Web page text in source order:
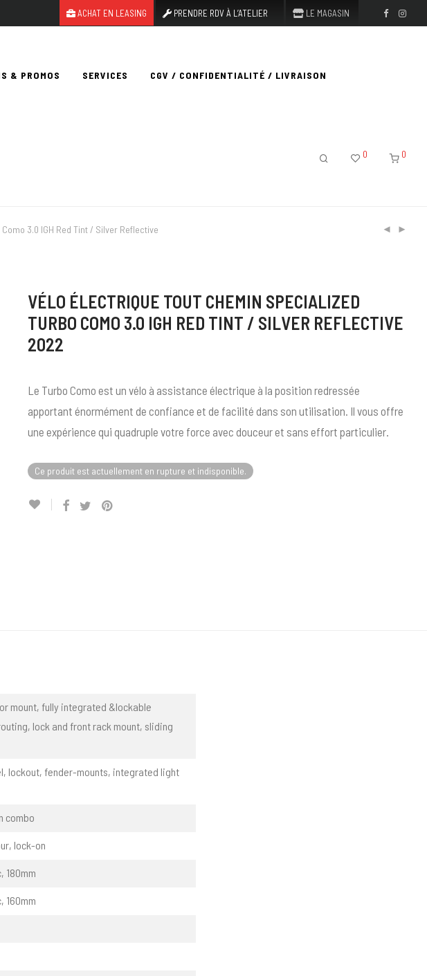
ACHAT EN LEASING PRENDRE RDV À L’ATELIER LE MAGASIN
& PROMOS SERVICES CGV / CONFIDENTIALITÉ / LIVRAISON
0 0
3.0 IGH Red Tint / Silver Reflective
VÉLO ÉLECTRIQUE TOUT CHEMIN SPECIALIZED
TURBO COMO 3.0 IGH RED TINT / SILVER REFLECTIVE
2022
Le Turbo Como est un vélo à assistance électrique à la position redressée
apportant énormément de confiance et de facilité dans son utilisation. Il vous offre
une expérience qui quadruple votre force avec douceur et sans effort particulier.
Ce produit est actuellement en rupture et indisponible.
mount, fully integrated &lockable
lock and front rack mount, sliding
lockout, fender-mounts, integrated light
combo
lock-on
180mm
160mm